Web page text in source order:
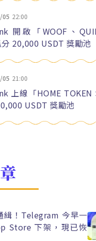
05 22:00
開啟「WOOF、
20,000 USDT 獎勵池
05 21:00
上線「HOME TOKEN
USDT 獎勵池
緝！Telegram 今早一
Store 下架，現已恢